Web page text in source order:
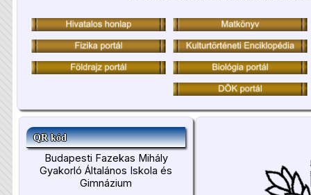
QR kód
Budapesti Fazekas Mihály
Gyakorló Általános Iskola és
Gimnázium